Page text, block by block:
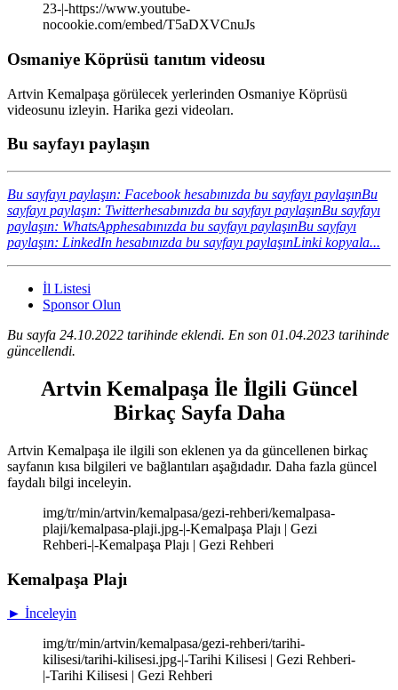
23-|-https://www.youtube-
nocookie.com/embed/T5aDXVCnuJs
Osmaniye Köprüsü tanıtım videosu
Artvin Kemalpaşa görülecek yerlerinden Osmaniye Köprüsü
videosunu izleyin. Harika gezi videoları.
Bu sayfayı paylaşın
Bu sayfayı paylaşın: Facebook hesabınızda bu sayfayı paylaşınBu
sayfayı paylaşın: Twitterhesabınızda bu sayfayı paylaşınBu sayfayı
paylaşın: WhatsApphesabınızda bu sayfayı paylaşınBu sayfayı
paylaşın: LinkedIn hesabınızda bu sayfayı paylaşınLinki kopyala...
İl Listesi
Sponsor Olun
Bu sayfa 24.10.2022 tarihinde eklendi. En son 01.04.2023 tarihinde
güncellendi.
Artvin Kemalpaşa İle İlgili Güncel
Birkaç Sayfa Daha
Artvin Kemalpaşa ile ilgili son eklenen ya da güncellenen birkaç
sayfanın kısa bilgileri ve bağlantıları aşağıdadır. Daha fazla güncel
faydalı bilgi inceleyin.
img/tr/min/artvin/kemalpasa/gezi-rehberi/kemalpasa-
plaji/kemalpasa-plaji.jpg-|-Kemalpaşa Plajı | Gezi
Rehberi-|-Kemalpaşa Plajı | Gezi Rehberi
Kemalpaşa Plajı
► İnceleyin
img/tr/min/artvin/kemalpasa/gezi-rehberi/tarihi-
kilisesi/tarihi-kilisesi.jpg-|-Tarihi Kilisesi | Gezi Rehberi-
|-Tarihi Kilisesi | Gezi Rehberi